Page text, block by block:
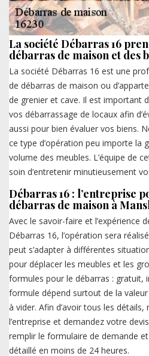
La société Débarras 16
débarras de maison et des
La société Débarras 16 est une
de débarras de maison ou
de grenier et cave. Il est important
vos débarrassage de locaux afin
aussi pour bien évaluer vos biens.
ce type d’opération peu importe la
volume des meubles. L’équipe de
soin d’entretenir minutieusement
Débarras 16 : l’entreprise
débarras de maison à
Avec le savoir-faire et l’expérience
Débarras 16, l’opération sera
peut s’adapter à différentes
pour déplacer les meubles et les
formules pour le débarras : gratuit,
formule dépend surtout de la
à vider. Afin d’avoir tous les
l’entreprise et demandez votre
remplir le formulaire de demande
détaillé en moins de 24 heures.